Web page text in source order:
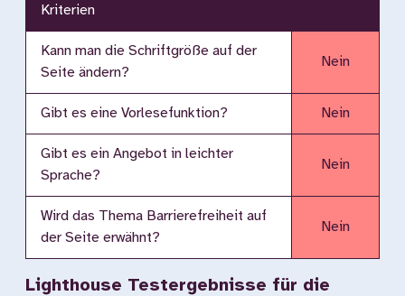
Kriterien
Kann man die Schriftgröße auf der
Seite ändern?
Nein
Gibt es eine Vorlesefunktion? Nein
Gibt es ein Angebot in leichter
Sprache?
Nein
Wird das Thema Barrierefreiheit auf
der Seite erwähnt?
Nein
Lighthouse Testergebnisse für die